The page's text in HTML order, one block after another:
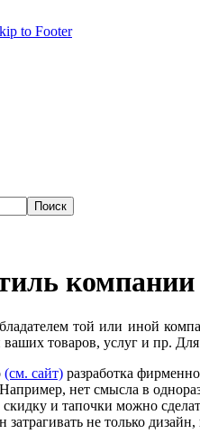
to Footer
компании
той или иной
ваших товаров, услуг и пр.
(см. сайт) разработка
Например, нет смысла в
и тапочки можно
затрагивать не только